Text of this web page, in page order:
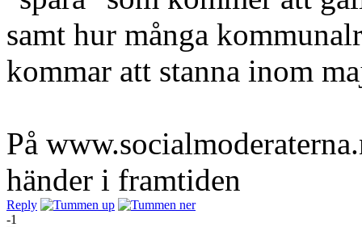
samt hur många
kommar att stanna inom
På
händer i framtiden
Reply
-1